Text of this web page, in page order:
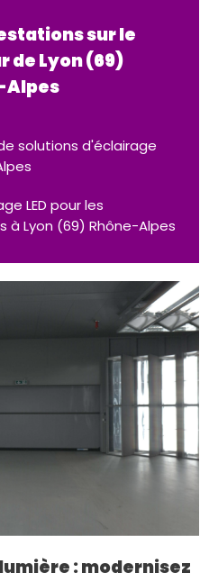
sur le
de Lyon (69)
Alpes
solutions d'éclairage
LED pour les
à Lyon (69) Rhône-Alpes
: modernisez